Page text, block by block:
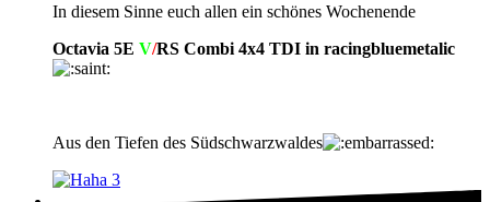
In diesem Sinne euch allen ein schönes Wochenende
Octavia 5E V/RS Combi 4x4 TDI in racingbluemetalic
Aus den Tiefen des Südschwarzwaldes
3